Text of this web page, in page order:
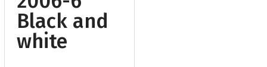
Black and
white